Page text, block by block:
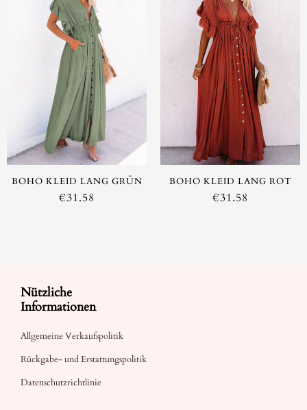
BOHO KLEID LANG GRÜN
€31.58
BOHO KLEID LANG ROT
€31.58
Nützliche
Informationen
Allgemeine Verkaufspolitik
Rückgabe- und Erstattungspolitik
Datenschutzrichtlinie